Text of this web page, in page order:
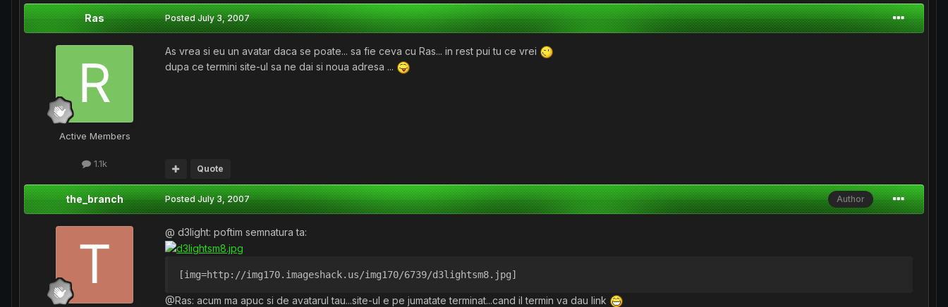
Ras
Active Members
1.1k
PostedJuly 3, 2007
As vrea si eu un avatar daca se poate... sa fie ceva cu Ras... in rest pui tu ce vrei
dupa ce termini site-ul sa ne dai si noua adresa ...
Quote
the_branch Author
PostedJuly 3, 2007
@ d3light: poftim semnatura ta:
[img=http://img170.imageshack.us/img170/6739/d3lightsm8.jpg]
@Ras: acum ma apuc si de avatarul tau...site-ul e pe jumatate terminat...cand il termin va dau link